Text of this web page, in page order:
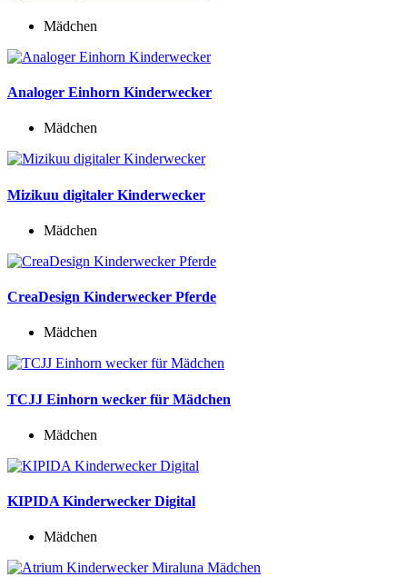
Mädchen
Analoger Einhorn Kinderwecker
Mädchen
Mizikuu digitaler Kinderwecker
Mädchen
CreaDesign Kinderwecker Pferde
Mädchen
TCJJ Einhorn wecker für Mädchen
Mädchen
KIPIDA Kinderwecker Digital
Mädchen